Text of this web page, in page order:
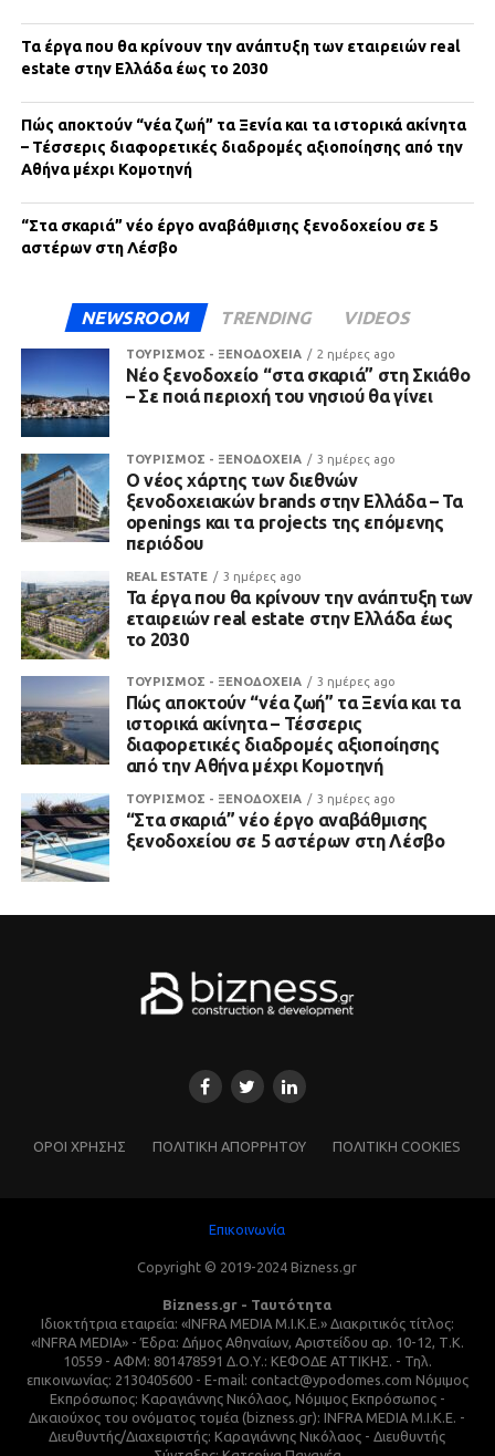
Τα έργα που θα κρίνουν την ανάπτυξη των εταιρειών real
estate στην Ελλάδα έως το 2030
Πώς αποκτούν “νέα ζωή” τα Ξενία και τα ιστορικά ακίνητα
– Τέσσερις διαφορετικές διαδρομές αξιοποίησης από την
Αθήνα μέχρι Κομοτηνή
“Στα σκαριά” νέο έργο αναβάθμισης ξενοδοχείου σε 5
αστέρων στη Λέσβο
NEWSROOM TRENDING VIDEOS
ΤΟΥΡΙΣΜΟΣ - ΞΕΝΟΔΟΧΕΙΑ 2 ημέρες ago
Νέο ξενοδοχείο “στα σκαριά” στη Σκιάθο
– Σε ποιά περιοχή του νησιού θα γίνει
ΤΟΥΡΙΣΜΟΣ - ΞΕΝΟΔΟΧΕΙΑ 3 ημέρες ago
Ο νέος χάρτης των διεθνών
ξενοδοχειακών brands στην Ελλάδα – Τα
openings και τα projects της επόμενης
περιόδου
REAL ESTATE 3 ημέρες ago
Τα έργα που θα κρίνουν την ανάπτυξη των
εταιρειών real estate στην Ελλάδα έως
το 2030
ΤΟΥΡΙΣΜΟΣ - ΞΕΝΟΔΟΧΕΙΑ 3 ημέρες ago
Πώς αποκτούν “νέα ζωή” τα Ξενία και τα
ιστορικά ακίνητα – Τέσσερις
διαφορετικές διαδρομές αξιοποίησης
από την Αθήνα μέχρι Κομοτηνή
ΤΟΥΡΙΣΜΟΣ - ΞΕΝΟΔΟΧΕΙΑ 3 ημέρες ago
“Στα σκαριά” νέο έργο αναβάθμισης
ξενοδοχείου σε 5 αστέρων στη Λέσβο
ΌΡΟΙ ΧΡΗΣΗΣ ΠΟΛΙΤΙΚΗ ΑΠΟΡΡΗΤΟΥ ΠΟΛΙΤΙΚΗ COOKIES
Επικοινωνία
Copyright © 2019-2024 Bizness.gr
Bizness.gr - Ταυτότητα
Ιδιοκτήτρια εταιρεία: «INFRA MEDIA M.I.K.E.» Διακριτικός τίτλος:
«INFRA MEDIA» - Έδρα: Δήμος Αθηναίων, Αριστείδου αρ. 10-12, Τ.Κ.
10559 - ΑΦΜ: 801478591 Δ.Ο.Υ.: ΚΕΦΟΔΕ ΑΤΤΙΚΗΣ. - Τηλ.
επικοινωνίας: 2130405600 - E-mail: contact@ypodomes.com Νόμιμος
Εκπρόσωπος: Καραγιάννης Νικόλαος, Νόμιμος Εκπρόσωπος -
Δικαιούχος του ονόματος τομέα (bizness.gr): INFRA MEDIA M.I.K.E. -
Διευθυντής/Διαχειριστής: Καραγιάννης Νικόλαος - Διευθυντής